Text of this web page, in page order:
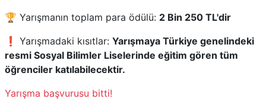
🏆 Yarışmanın toplam para ödülü: 2 Bin 250 TL'dir
❗ Yarışmadaki kısıtlar: Yarışmaya Türkiye genelindeki
resmi Sosyal Bilimler Liselerinde eğitim gören tüm
öğrenciler katılabilecektir.
Yarışma başvurusu bitti!